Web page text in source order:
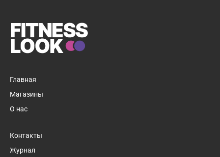
Главная
Магазины
О нас
Контакты
Журнал